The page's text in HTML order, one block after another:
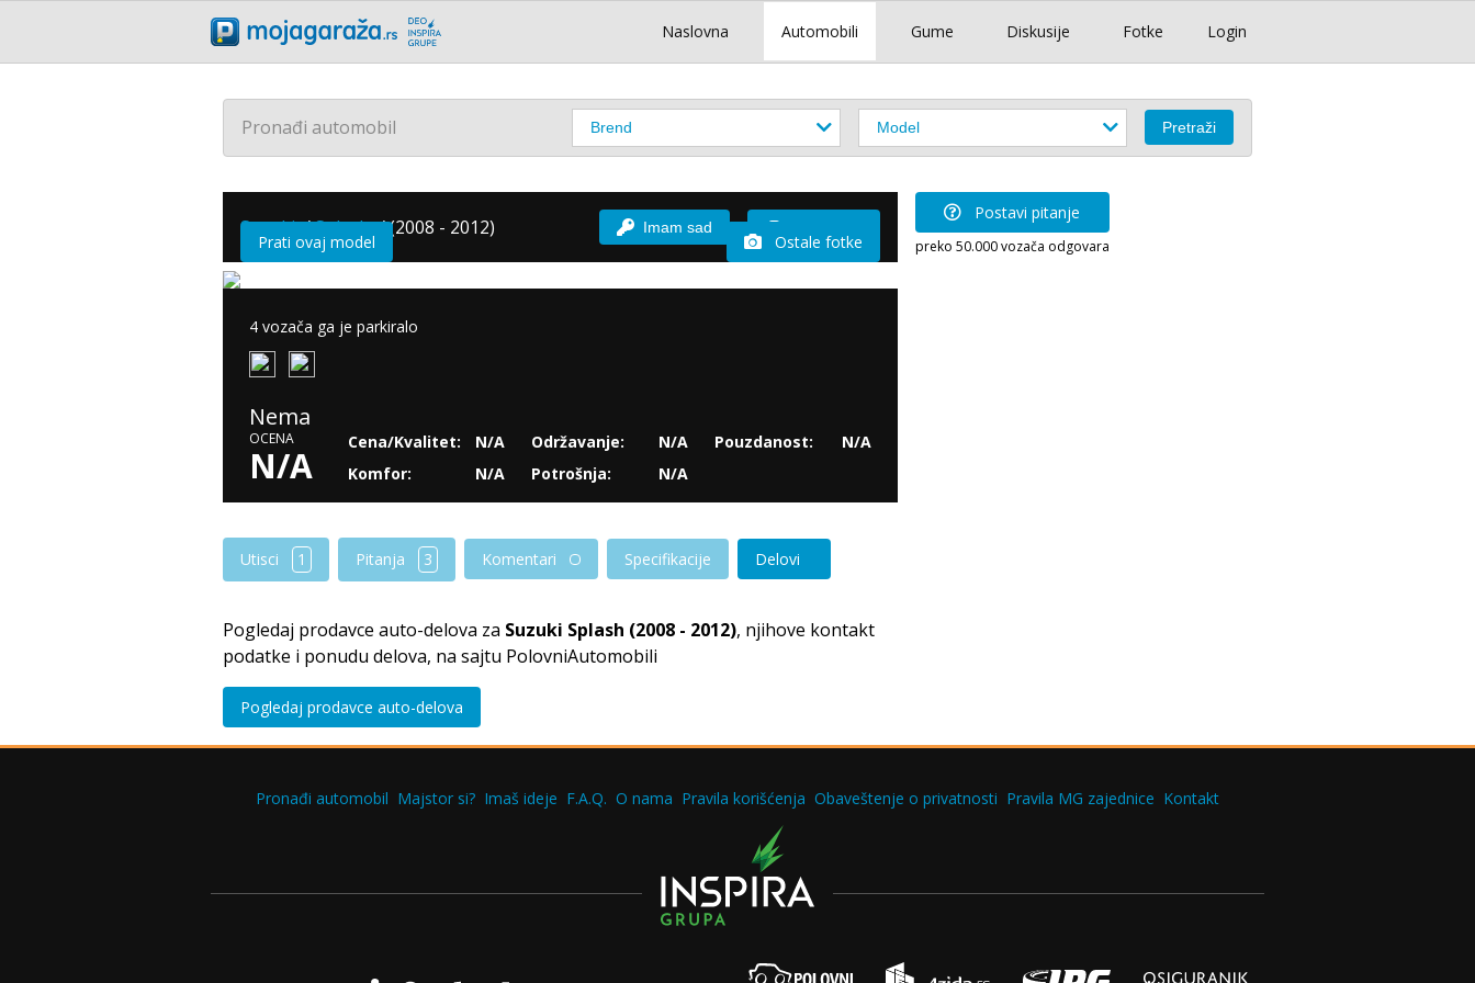
Login
Naslovna Automobili Gume Diskusije Fotke
Pronađi automobil
Suzuki /Splash /(2008 - 2012) Imam sad
Prati ovaj model Ostale fotke
4 vozača ga je parkiralo
Nema
OCENA
N/A
Cena/Kvalitet:
N/A
Komfor:
N/A
Održavanje:
N/A
Potrošnja:
N/A
Pouzdanost: N/A
Utisci 1 Pitanja 3 Komentari Specifikacije Delovi
Pogledaj prodavce auto-delova za Suzuki Splash (2008 - 2012), njihove kontakt
podatke i ponudu delova, na sajtu PolovniAutomobili
Pogledaj prodavce auto-delova
Postavi pitanje
preko 50.000 vozača odgovara
Pronađi automobil Majstor si? Imaš ideje F.A.Q. O nama Pravila korišćenja Obaveštenje o privatnosti Pravila MG zajednice Kontakt